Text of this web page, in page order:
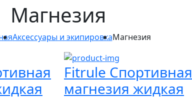
Магнезия
Аксессуары и экипировкаМагнезия
Fitrule Спортивная
магнезия жидкая